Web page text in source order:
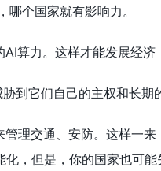
个国家就有影响力。
算力。这样才能发展经济
到它们自己的主权和长期
理交通、安防。这样一
，但是，你的国家也可能